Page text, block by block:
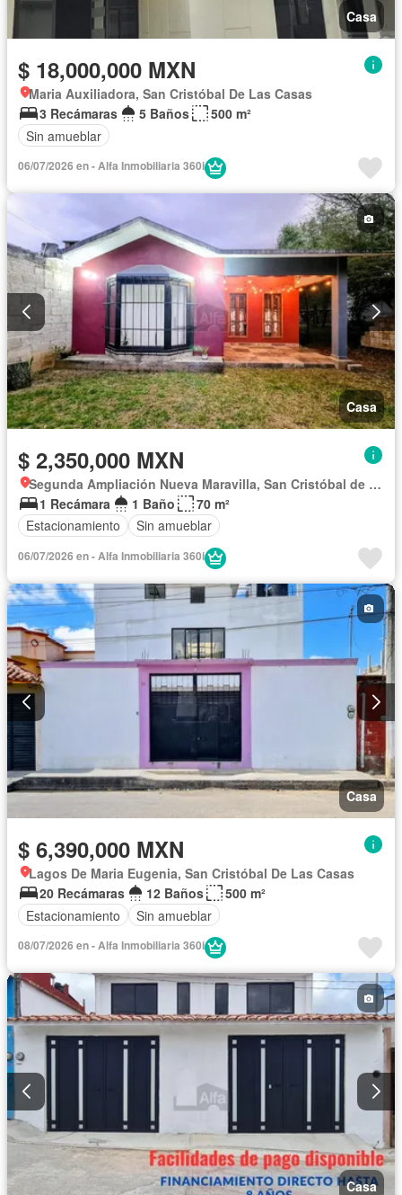
Casa
$ 18,000,000 MXN
Maria Auxiliadora, San Cristóbal De Las Casas
3 Recámaras
5 Baños
500 m²
Sin amueblar
06/07/2026 en - Alfa Inmobiliaria 360i
Casa
$ 2,350,000 MXN
Segunda Ampliación Nueva Maravilla, San Cristóbal de las Casas
1 Recámara
1 Baño
70 m²
Estacionamiento
Sin amueblar
06/07/2026 en - Alfa Inmobiliaria 360i
Casa
$ 6,390,000 MXN
Lagos De Maria Eugenia, San Cristóbal De Las Casas
20 Recámaras
12 Baños
500 m²
Estacionamiento
Sin amueblar
08/07/2026 en - Alfa Inmobiliaria 360i
Casa